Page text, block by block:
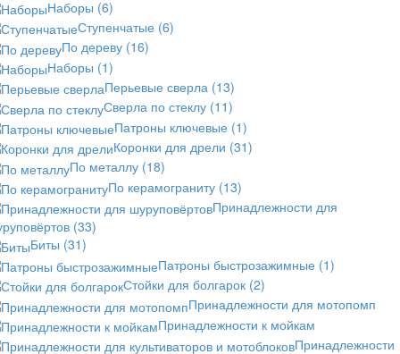
Наборы (6)
Ступенчатые (6)
По дереву (16)
Наборы (1)
Перьевые сверла (13)
Сверла по стеклу (11)
Патроны ключевые (1)
Коронки для дрели (31)
По металлу (18)
По керамограниту (13)
Принадлежности для
(33)
Биты (31)
Патроны быстрозажимные (1)
Стойки для болгарок (2)
Принадлежности для мотопомп
Принадлежности к мойкам
Принадлежности